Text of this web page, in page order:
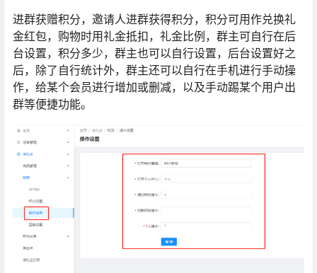
进群获赠积分，邀请人进群获得积分，积分可用作兑换礼
金红包，购物时用礼金抵扣，礼金比例，群主可自行在后
台设置，积分多少，群主也可以自行设置，后台设置好之
后，除了自行统计外，群主还可以自行在手机进行手动操
作，给某个会员进行增加或删减，以及手动踢某个用户出
群等便捷功能。